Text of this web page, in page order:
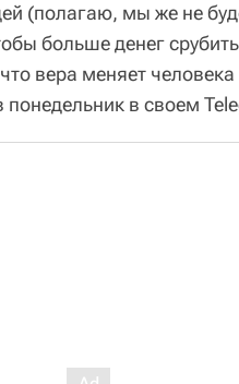
(полагаю, мы же не
больше денег
вера меняет
в своем